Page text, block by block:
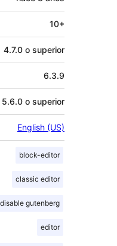
10+
4.7.0 o superior
6.3.9
5.6.0 o superior
English (US)
block-editor
classic editor
disable gutenberg
editor